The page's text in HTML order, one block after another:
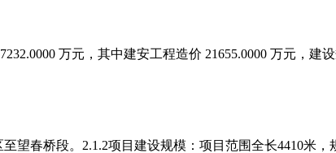
万元，其中建安工程造价 21655.0000 万元，建
春桥段。2.1.2项目建设规模：项目范围全长4410米，